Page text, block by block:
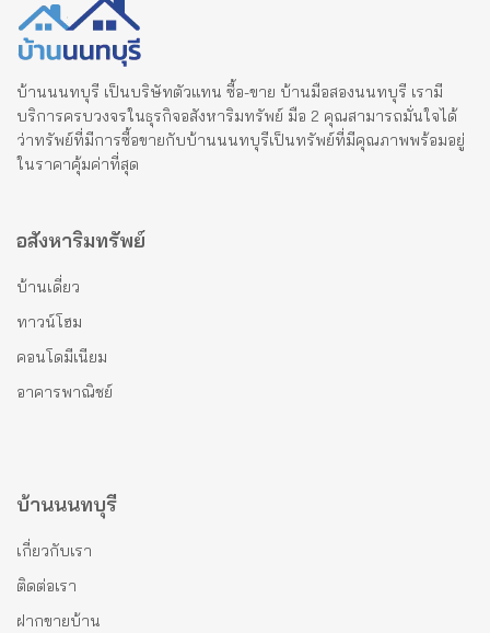
บ้านนนทบุรี เป็นบริษัทตัวแทน ซื้อ-ขาย บ้านมือสองนนทบุรี เรามี
บริการครบวงจรในธุรกิจอสังหาริมทรัพย์ มือ 2 คุณสามารถมั่นใจได้
ว่าทรัพย์ที่มีการซื้อขายกับบ้านนนทบุรีเป็นทรัพย์ที่มีคุณภาพพร้อมอยู่
ในราคาคุ้มค่าที่สุด
อสังหาริมทรัพย์
บ้านเดี่ยว
ทาวน์โฮม
คอนโดมีเนียม
อาคารพาณิชย์
บ้านนนทบุรี
เกี่ยวกับเรา
ติดต่อเรา
ฝากขายบ้าน